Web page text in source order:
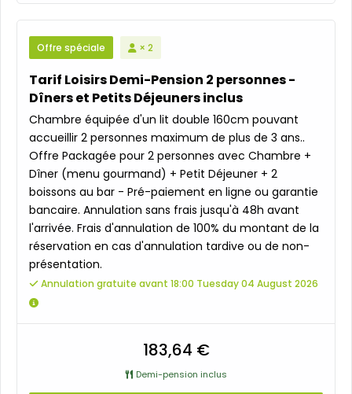
Offre spéciale × 2
Tarif Loisirs Demi-Pension 2 personnes -
Dîners et Petits Déjeuners inclus
Chambre équipée d'un lit double 160cm pouvant
accueillir 2 personnes maximum de plus de 3 ans..
Offre Packagée pour 2 personnes avec Chambre +
Dîner (menu gourmand) + Petit Déjeuner + 2
boissons au bar - Pré-paiement en ligne ou garantie
bancaire. Annulation sans frais jusqu'à 48h avant
l'arrivée. Frais d'annulation de 100% du montant de la
réservation en cas d'annulation tardive ou de non-
présentation.
Annulation gratuite avant 18:00 Tuesday 04 August 2026
183,64 €
Demi-pension inclus